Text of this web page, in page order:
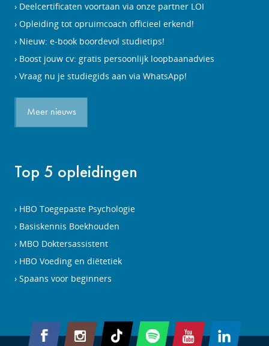
Deelcertificaten voortaan via onze partner LOI
Opleiding tot opruimcoach officieel erkend!
Nieuw: e-book boordevol studietips!
Boost jouw cv: gratis persoonlijk loopbaanadvies
Vraag nu je studiegids aan via WhatsApp!
Meer nieuws
Top 5 opleidingen
HBO Toegepaste Psychologie
Basiskennis Boekhouden
MBO Doktersassistent
HBO Voeding en diëtetiek
Spaans voor beginners